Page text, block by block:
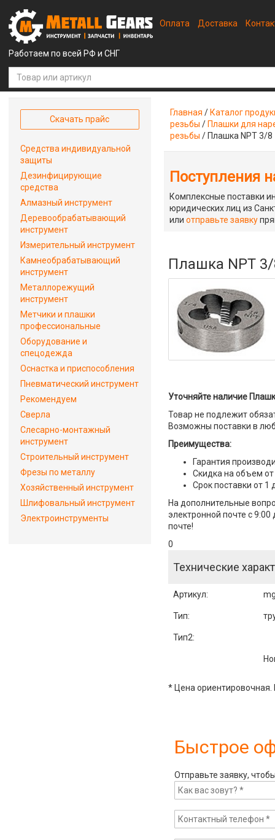
Работаем по всей РФ и СНГ
Оплата Доставка
Главная / Каталог
резьбы / Плашки для
резьбы / Плашка NPT 3/8
Поступления
Комплексные поставки
юридических лиц из
илиотправьте заявку
Плашка NPT
Уточняйте наличие
Товар не подлежит
Возможны поставки в
Преимущества:
Гарантия
Скидка на объем от
Срок поставки от 1
На дополнительные
электронной почте с
почте!
0
Технические
Артикул:
Тип:
Тип2:
* Цена ориентировочная.
Быстрое
Отправьте заявку,
Скачать прайс
Средства индивидуальной
защиты
Дезинфицирующие
средства
Алмазный инструмент
Деревообрабатывающий
инструмент
Измерительный инструмент
Камнеобрабатывающий
инструмент
Металлорежущий
инструмент
Метчики и плашки
профессиональные
Оборудование и
спецодежда
Оснастка и приспособления
Пневматический инструмент
Рекомендуем
Сверла
Слесарно-монтажный
инструмент
Строительный инструмент
Фрезы по металлу
Хозяйственный инструмент
Шлифовальный инструмент
Электроинструменты